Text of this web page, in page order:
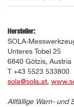
Hersteller:
SOLA-
Unteres Tobel 25
6840 Götzis, Austria
T +43 5523 533800
sola@sola.at,
Allfällige Warn- und